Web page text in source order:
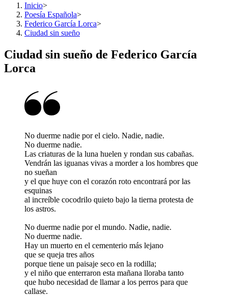
Inicio>
Poesía Española>
Federico García Lorca>
Ciudad sin sueño
Ciudad sin sueño de Federico García
Lorca
No duerme nadie por el cielo. Nadie, nadie.
No duerme nadie.
Las criaturas de la luna huelen y rondan sus cabañas.
Vendrán las iguanas vivas a morder a los hombres que
no sueñan
y el que huye con el corazón roto encontrará por las
esquinas
al increíble cocodrilo quieto bajo la tierna protesta de
los astros.
No duerme nadie por el mundo. Nadie, nadie.
No duerme nadie.
Hay un muerto en el cementerio más lejano
que se queja tres años
porque tiene un paisaje seco en la rodilla;
y el niño que enterraron esta mañana lloraba tanto
que hubo necesidad de llamar a los perros para que
callase.